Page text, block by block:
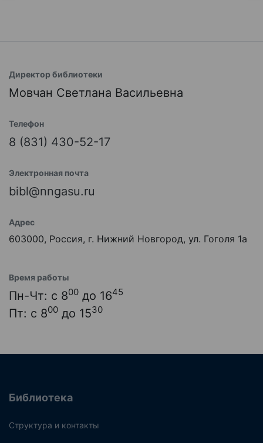
Директор библиотеки
Мовчан Светлана Васильевна
Телефон
8 (831) 430-52-17
Электронная почта
bibl@nngasu.ru
Адрес
603000, Россия, г. Нижний Новгород, ул. Гоголя 1а
Время работы
Пн-Чт: с 800 до 1645
Пт: с 800 до 1530
Библиотека
Структура и контакты